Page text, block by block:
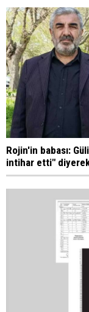
Rojin'in babası:
intihar etti" diyerek